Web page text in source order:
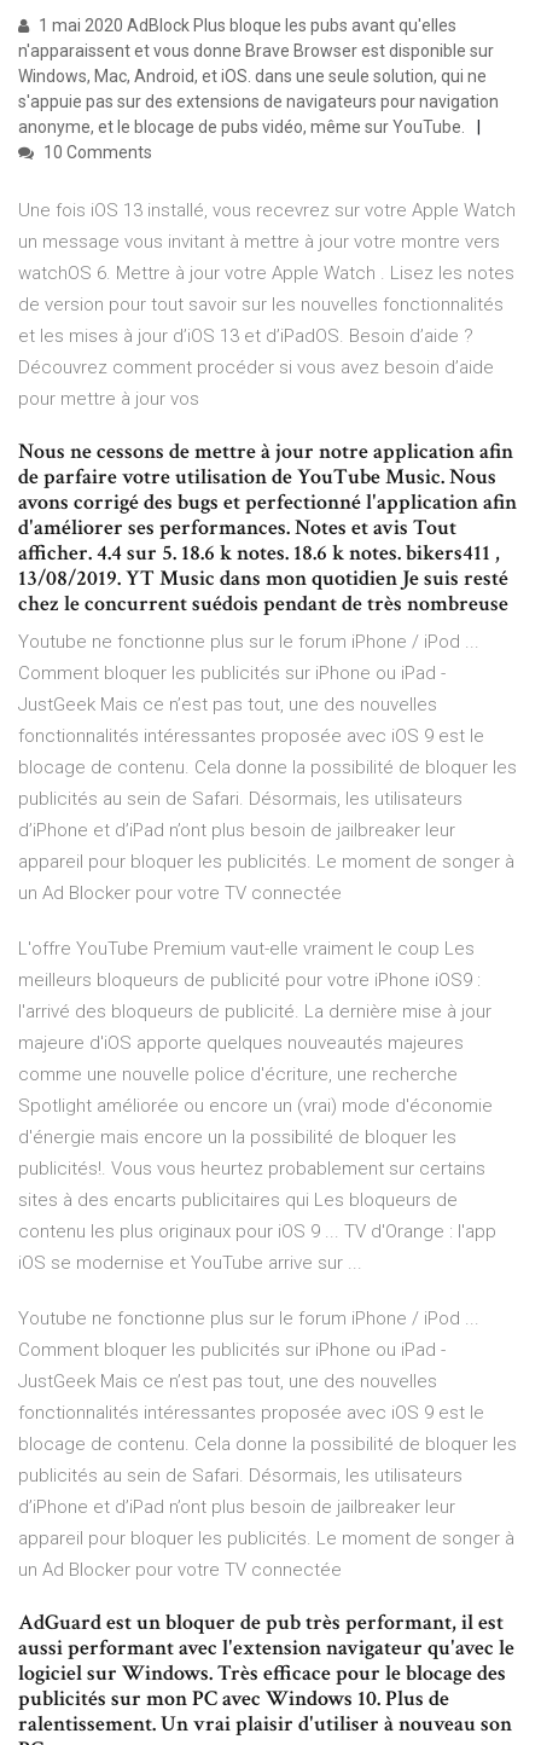
1 mai 2020 AdBlock Plus bloque les pubs avant qu'elles
n'apparaissent et vous donne Brave Browser est disponible sur
Windows, Mac, Android, et iOS. dans une seule solution, qui ne
s'appuie pas sur des extensions de navigateurs pour navigation
anonyme, et le blocage de pubs vidéo, même sur YouTube.
10 Comments
Une fois iOS 13 installé, vous recevrez sur votre Apple Watch
un message vous invitant à mettre à jour votre montre vers
watchOS 6. Mettre à jour votre Apple Watch . Lisez les notes
de version pour tout savoir sur les nouvelles fonctionnalités
et les mises à jour d’iOS 13 et d’iPadOS. Besoin d’aide ?
Découvrez comment procéder si vous avez besoin d’aide
pour mettre à jour vos
Nous ne cessons de mettre à jour notre application afin
de parfaire votre utilisation de YouTube Music. Nous
avons corrigé des bugs et perfectionné l'application afin
d'améliorer ses performances. Notes et avis Tout
afficher. 4.4 sur 5. 18.6 k notes. 18.6 k notes. bikers411 ,
13/08/2019. YT Music dans mon quotidien Je suis resté
chez le concurrent suédois pendant de très nombreuse
Youtube ne fonctionne plus sur le forum iPhone / iPod ...
Comment bloquer les publicités sur iPhone ou iPad -
JustGeek Mais ce n’est pas tout, une des nouvelles
fonctionnalités intéressantes proposée avec iOS 9 est le
blocage de contenu. Cela donne la possibilité de bloquer les
publicités au sein de Safari. Désormais, les utilisateurs
d’iPhone et d’iPad n’ont plus besoin de jailbreaker leur
appareil pour bloquer les publicités. Le moment de songer à
un Ad Blocker pour votre TV connectée
L'offre YouTube Premium vaut-elle vraiment le coup Les
meilleurs bloqueurs de publicité pour votre iPhone iOS9 :
l'arrivé des bloqueurs de publicité. La dernière mise à jour
majeure d'iOS apporte quelques nouveautés majeures
comme une nouvelle police d'écriture, une recherche
Spotlight améliorée ou encore un (vrai) mode d'économie
d'énergie mais encore un la possibilité de bloquer les
publicités!. Vous vous heurtez probablement sur certains
sites à des encarts publicitaires qui Les bloqueurs de
contenu les plus originaux pour iOS 9 ... TV d'Orange : l'app
iOS se modernise et YouTube arrive sur ...
Youtube ne fonctionne plus sur le forum iPhone / iPod ...
Comment bloquer les publicités sur iPhone ou iPad -
JustGeek Mais ce n’est pas tout, une des nouvelles
fonctionnalités intéressantes proposée avec iOS 9 est le
blocage de contenu. Cela donne la possibilité de bloquer les
publicités au sein de Safari. Désormais, les utilisateurs
d’iPhone et d’iPad n’ont plus besoin de jailbreaker leur
appareil pour bloquer les publicités. Le moment de songer à
un Ad Blocker pour votre TV connectée
AdGuard est un bloquer de pub très performant, il est
aussi performant avec l'extension navigateur qu'avec le
logiciel sur Windows. Très efficace pour le blocage des
publicités sur mon PC avec Windows 10. Plus de
ralentissement. Un vrai plaisir d'utiliser à nouveau son